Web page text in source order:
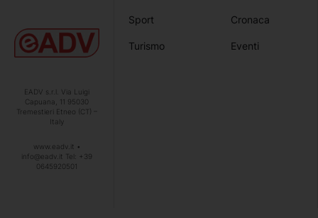
Cronaca
Eventi
Sport
Turismo
EADV s.r.l. Via Luigi
Capuana, 11 95030
Tremestieri Etneo (CT) –
Italy
www.eadv.it •
info@eadv.it Tel: +39
0645920501